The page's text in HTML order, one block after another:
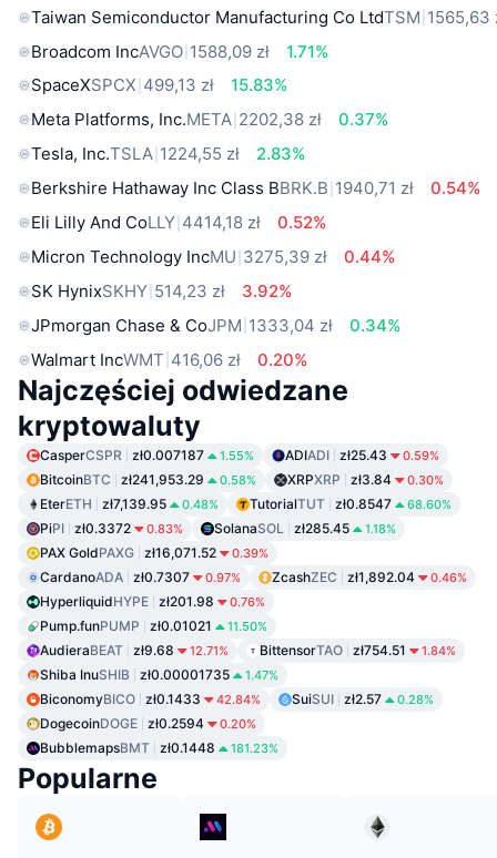
Taiwan Semiconductor Manufacturing Co LtdTSM 1565,63
Broadcom IncAVGO 1588,09 zł
1.71%
SpaceXSPCX 499,13 zł
15.83%
Meta Platforms, Inc.META 2202,38 zł
0.37%
Tesla, Inc.TSLA 1224,55 zł
2.83%
Berkshire Hathaway Inc Class BBRK.B 1940,71 zł
0.54%
Eli Lilly And CoLLY 4414,18 zł
0.52%
Micron Technology IncMU 3275,39 zł
0.44%
SK HynixSKHY 514,23 zł
3.92%
JPmorgan Chase & CoJPM 1333,04 zł
0.34%
Walmart IncWMT 416,06 zł 0.20%
Najczęściej odwiedzane
kryptowaluty
CasperCSPR zł0.007187 1.55% ADIADI zł25.43 0.59%
BitcoinBTC zł241,953.29 0.58% XRPXRP zł3.84 0.30%
EterETH zł7,139.95 0.48% TutorialTUT zł0.8547 68.60%
PiPI zł0.3372 0.83% SolanaSOL zł285.45 1.18%
PAX GoldPAXG zł16,071.52 0.39%
CardanoADA zł0.7307 0.97% ZcashZEC zł1,892.04 0.46%
HyperliquidHYPE zł201.98 0.76%
Pump.funPUMP zł0.01021 11.50%
AudieraBEAT zł9.68 12.71% BittensorTAO zł754.51 1.84%
Shiba InuSHIB zł0.00001735 1.47%
BiconomyBICO zł0.1433 42.84% SuiSUI zł2.57 0.28%
DogecoinDOGE zł0.2594 0.20%
BubblemapsBMT zł0.1448 181.23%
Popularne